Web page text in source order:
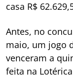
casa R$
Antes, no
maio, um jogo
venceram a
feita na